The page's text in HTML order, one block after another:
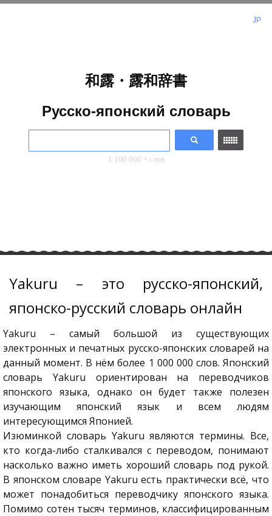
JP
和露・露和辞書
Русско-японский словарь
1 100 000 + слов
Yakuru – это русско-японский,
японско-русский словарь онлайн
Yakuru – самый большой из существующих
электронных и печатных русско-японских словарей на
данный момент. В нём более 1 000 000 слов. Японский
словарь Yakuru ориентирован на переводчиков
японского языка, однако он будет также полезен
изучающим японский язык и всем людям
интересующимся Японией.
Изюминкой словарь Yakuru являются термины. Все,
кто когда-либо сталкивался с переводом, понимают
насколько важно иметь хороший словарь под рукой.
В японском словаре Yakuru есть практически всё, что
может понадобиться переводчику японского языка.
Помимо сотен тысяч терминов, классифицированным